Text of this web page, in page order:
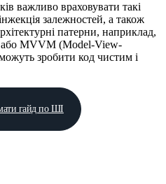
важливо враховувати такі
залежностей, а також
патерни, наприклад,
MVVM (Model-View-
зробити код чистим і
гайд по ШІ